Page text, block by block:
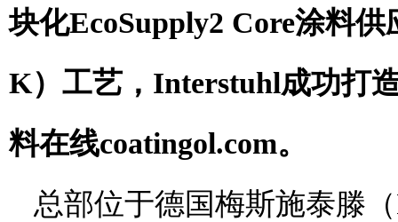
块化EcoSupply2 Core涂料供
K）工艺， Interstuhl成功打
料在线coatingol.com。
总部位于德国梅斯施泰滕（